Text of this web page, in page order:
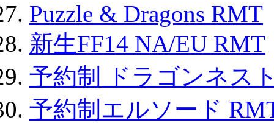
Puzzle & Dragons RMT
新生FF14 NA/EU RMT
予約制 ドラゴンネス
予約制エルソード